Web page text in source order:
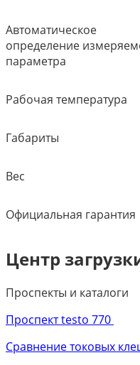
Автоматическое
определение
параметра
Рабочая температура
Габариты
Вес
Официальная гарантия
Центр
Проспекты и каталоги
Проспект testo 770
Сравнение токовых